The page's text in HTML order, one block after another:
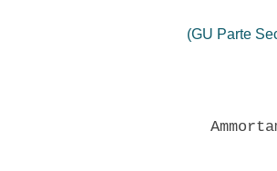
(GU Parte